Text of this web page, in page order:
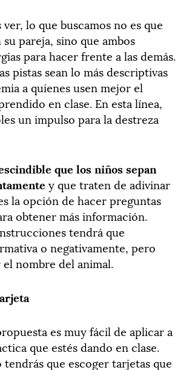
lo que buscamos no es que
pareja, sino que ambos
para hacer frente a las demás.
pistas sean lo más descriptivas
a quienes usen mejor el
en clase. En esta línea,
un impulso para la destreza
que los niños sepan
y que traten de adivinar
la opción de hacer preguntas
obtener más información.
tendrá que
o negativamente, pero
nombre del animal.
es muy fácil de aplicar a
que estés dando en clase.
tendrás que escoger tarjetas que